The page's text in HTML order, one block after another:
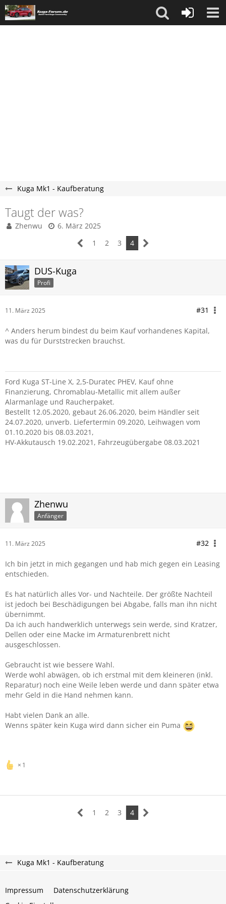
Kuga Mk1 - Kaufberatung
Taugt der was?
Zhenwu
6. März 2025
1
2 3 4
DUS-Kuga
Profi
11. März 2025 #31
^ Anders herum bindest du beim Kauf vorhandenes Kapital,
was du für Durststrecken brauchst.
Ford Kuga ST-Line X, 2,5-Duratec PHEV, Kauf ohne
Finanzierung, Chromablau-Metallic mit allem außer
Alarmanlage und Raucherpaket.
Bestellt 12.05.2020, gebaut 26.06.2020, beim Händler seit
24.07.2020, unverb. Liefertermin 09.2020, Leihwagen vom
01.10.2020 bis 08.03.2021,
HV-Akkutausch 19.02.2021, Fahrzeugübergabe 08.03.2021
Zhenwu
Anfänger
11. März 2025 #32
Ich bin jetzt in mich gegangen und hab mich gegen ein Leasing
entschieden.
Es hat natürlich alles Vor- und Nachteile. Der größte Nachteil
ist jedoch bei Beschädigungen bei Abgabe, falls man ihn nicht
übernimmt.
Da ich auch handwerklich unterwegs sein werde, sind Kratzer,
Dellen oder eine Macke im Armaturenbrett nicht
ausgeschlossen.
Gebraucht ist wie bessere Wahl.
Werde wohl abwägen, ob ich erstmal mit dem kleineren (inkl.
Reparatur) noch eine Weile leben werde und dann später etwa
mehr Geld in die Hand nehmen kann.
Habt vielen Dank an alle.
Wenns später kein Kuga wird dann sicher ein Puma
1
1 2 3 4
Kuga Mk1 - Kaufberatung
Impressum
Datenschutzerklärung